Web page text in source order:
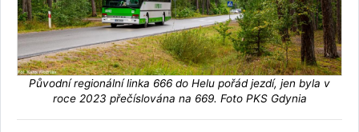
Původní regionální linka 666 do Helu pořád jezdí, jen byla v
roce 2023 přečíslována na 669. Foto PKS Gdynia